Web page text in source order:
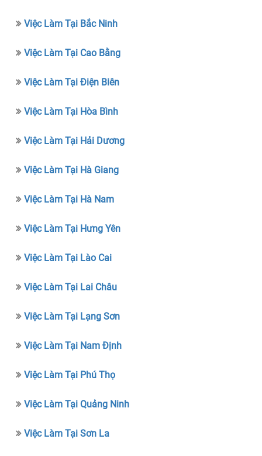
Việc Làm Tại Bắc Ninh
Việc Làm Tại Cao Bằng
Việc Làm Tại Điện Biên
Việc Làm Tại Hòa Bình
Việc Làm Tại Hải Dương
Việc Làm Tại Hà Giang
Việc Làm Tại Hà Nam
Việc Làm Tại Hưng Yên
Việc Làm Tại Lào Cai
Việc Làm Tại Lai Châu
Việc Làm Tại Lạng Sơn
Việc Làm Tại Nam Định
Việc Làm Tại Phú Thọ
Việc Làm Tại Quảng Ninh
Việc Làm Tại Sơn La